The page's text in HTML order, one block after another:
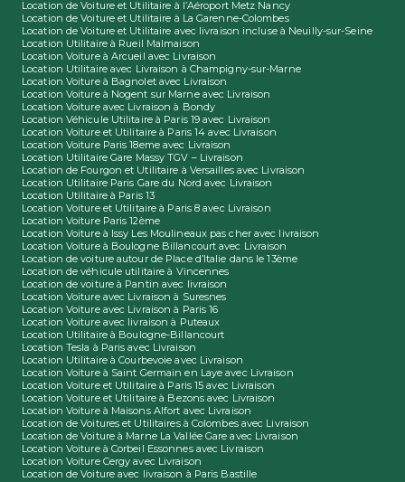
Location de Voiture et Utilitaire à l’Aéroport Metz Nancy
Location de Voiture et Utilitaire à La Garenne-Colombes
Location de Voiture et Utilitaire avec livraison incluse à Neuilly-sur-Seine
Location Utilitaire à Rueil Malmaison
Location Voiture à Arcueil avec Livraison
Location Utilitaire avec Livraison à Champigny-sur-Marne
Location Voiture à Bagnolet avec Livraison
Location Voiture à Nogent sur Marne avec Livraison
Location Voiture avec Livraison à Bondy
Location Véhicule Utilitaire à Paris 19 avec Livraison
Location Voiture et Utilitaire à Paris 14 avec Livraison
Location Voiture Paris 18eme avec Livraison
Location Utilitaire Gare Massy TGV – Livraison
Location de Fourgon et Utilitaire à Versailles avec Livraison
Location Utilitaire Paris Gare du Nord avec Livraison
Location Utilitaire à Paris 13
Location Voiture et Utilitaire à Paris 8 avec Livraison
Location Voiture Paris 12ème
Location Voiture à Issy Les Moulineaux pas cher avec livraison
Location Voiture à Boulogne Billancourt avec Livraison
Location de voiture autour de Place d’Italie dans le 13ème
Location de véhicule utilitaire à Vincennes
Location de voiture à Pantin avec livraison
Location Voiture avec Livraison à Suresnes
Location Voiture avec Livraison à Paris 16
Location Voiture avec livraison à Puteaux
Location Utilitaire à Boulogne-Billancourt
Location Tesla à Paris avec Livraison
Location Utilitaire à Courbevoie avec Livraison
Location Voiture à Saint Germain en Laye avec Livraison
Location Voiture et Utilitaire à Paris 15 avec Livraison
Location Voiture et Utilitaire à Bezons avec Livraison
Location Voiture à Maisons Alfort avec Livraison
Location de Voitures et Utilitaires à Colombes avec Livraison
Location de Voiture à Marne La Vallée Gare avec Livraison
Location Voiture à Corbeil Essonnes avec Livraison
Location Voiture Cergy avec Livraison
Location de Voiture avec livraison à Paris Bastille